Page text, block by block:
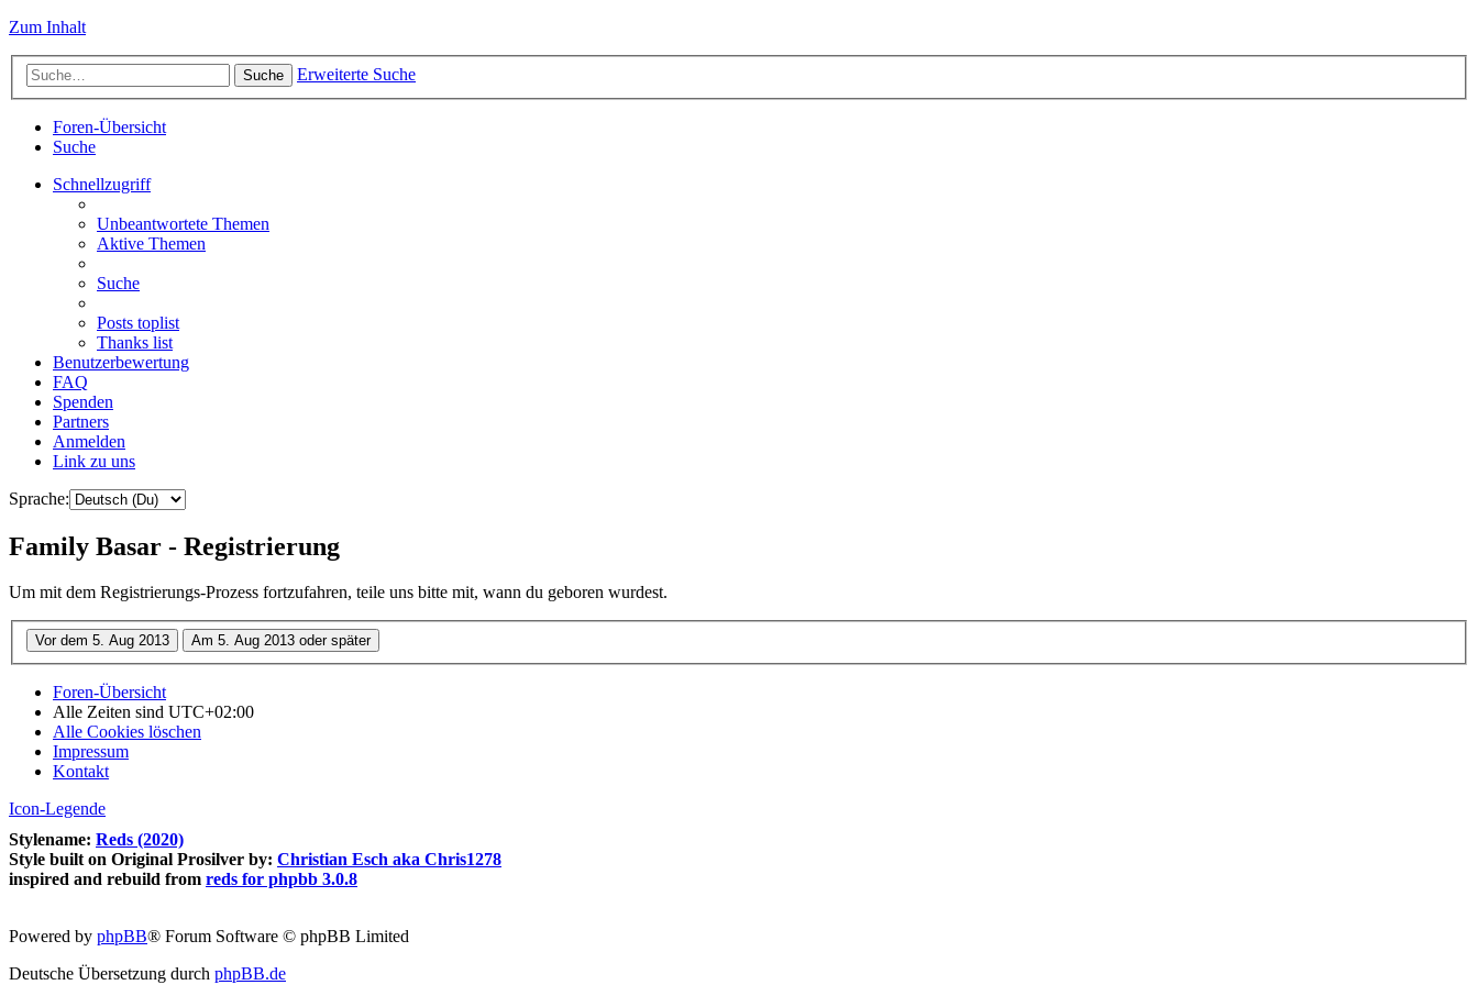
Zum Inhalt
Suche Erweiterte Suche
Foren-Übersicht
Suche
Schnellzugriff
Unbeantwortete Themen
Aktive Themen
Suche
Posts toplist
Thanks list
Benutzerbewertung
FAQ
Spenden
Partners
Anmelden
Link zu uns
Sprache:
Family Basar - Registrierung
Um mit dem Registrierungs-Prozess fortzufahren, teile uns bitte mit, wann du geboren wurdest.
Foren-Übersicht
Alle Zeiten sind UTC+02:00
Alle Cookies löschen
Impressum
Kontakt
Icon-Legende
Stylename: Reds (2020)
Style built on Original Prosilver by: Christian Esch aka Chris1278
inspired and rebuild from reds for phpbb 3.0.8
Powered by phpBB® Forum Software © phpBB Limited
Deutsche Übersetzung durch phpBB.de